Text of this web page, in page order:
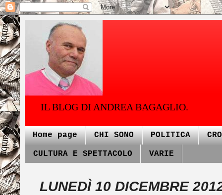
IL BLOG DI ANDREA BAGAGLIO.
Home page CHI SONO POLITICA
CULTURA E SPETTACOLO VARIE
LUNEDÌ 10 DICEMBRE